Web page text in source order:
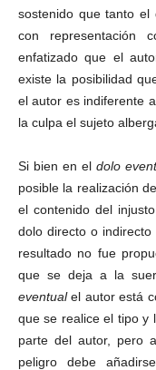
sostenido que tanto el
con representación
enfatizado que el
existe la posibilidad
el autor es indiferente
la culpa el sujeto
Si bien en el dolo
posible la realización
el contenido del
dolo directo o
resultado no fue
que se deja a la
eventualel autor está
que se realice el tipo y
parte del autor, pero
peligro debe